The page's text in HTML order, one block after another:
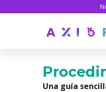
Una guía